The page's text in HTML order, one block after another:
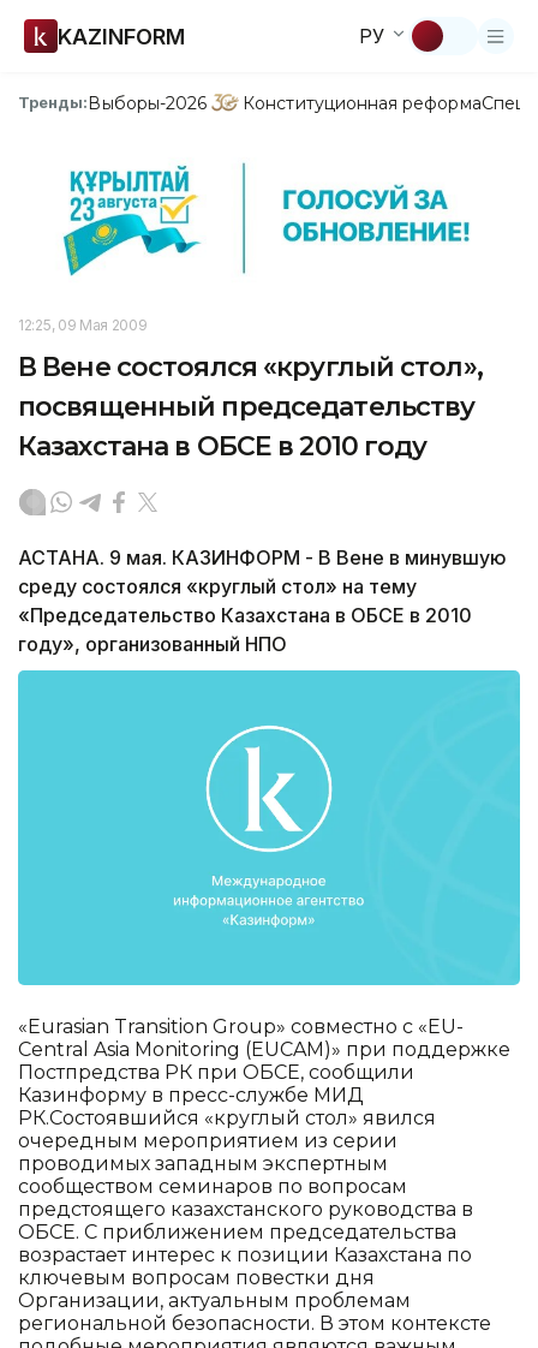
KAZINFORM РУ
Тренды:Выборы-2026 Конституционная реформа
12:25, 09 Мая 2009
В Вене состоялся «круглый стол»,
посвященный председательству
Казахстана в ОБСЕ в 2010 году
АСТАНА. 9 мая. КАЗИНФОРМ - В Вене в минувшую
среду состоялся «круглый стол» на тему
«Председательство Казахстана в ОБСЕ в 2010
году», организованный НПО
«Eurasian Transition Group» совместно с «EU-
Central Asia Monitoring (EUCAM)» при поддержке
Постпредства РК при ОБСЕ, сообщили
Казинформу в пресс-службе МИД
РК.Состоявшийся «круглый стол» явился
очередным мероприятием из серии
проводимых западным экспертным
сообществом семинаров по вопросам
предстоящего казахстанского руководства в
ОБСЕ. С приближением председательства
возрастает интерес к позиции Казахстана по
ключевым вопросам повестки дня
Организации, актуальным проблемам
региональной безопасности. В этом контексте